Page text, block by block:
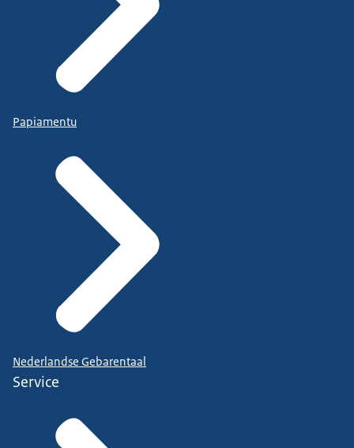
Papiamentu
Nederlandse Gebarentaal
Service